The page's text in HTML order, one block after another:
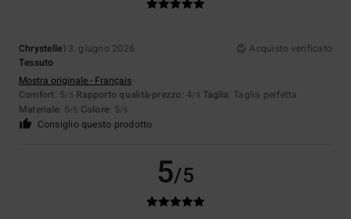
Chrystelle13. giugno 2026
Acquisto verificato
Tessuto
Mostra originale - Français
Comfort: 5/5 Rapporto qualità-prezzo: 4/5 Taglia: Taglia perfetta
Materiale: 5/5 Colore: 5/5
Consiglio questo prodotto
5/5